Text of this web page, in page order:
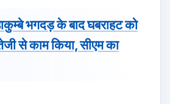
भगदड़ के बाद घबराहट को
से काम किया, सीएम का